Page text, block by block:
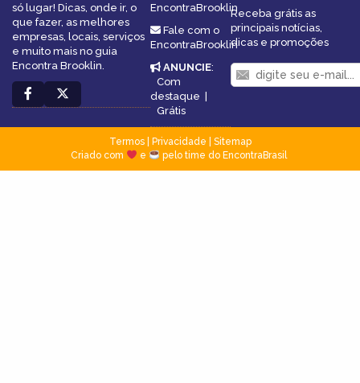
só lugar! Dicas, onde ir, o
que fazer, as melhores
empresas, locais, serviços
e muito mais no guia
Encontra Brooklin.
EncontraBrooklin
Fale com o
EncontraBrooklin
ANUNCIE:
Com
destaque
Grátis
Receba grátis as
principais notícias,
dicas e promoções
Termos| Privacidade
Sitemap
Criado com
e pelo time do EncontraBrasil